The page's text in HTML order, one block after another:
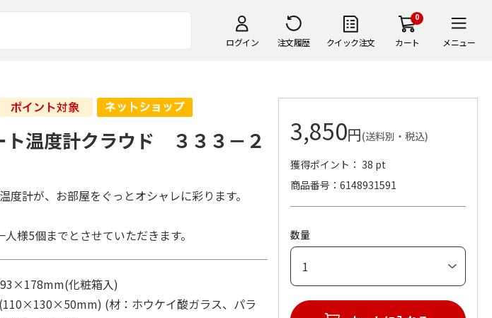
ログイン 注文履歴 クイック注文
0
カート メニュー
ト温度計クラウド ３３３－２
度計が、お部屋をぐっとオシャレに彩ります。
様5個までとさせていただきます。
化粧箱入)
(材：ホウケイ酸ガラス、パラ
3,850円(送料別・税込)
獲得ポイント： 38 pt
商品番号
6148931591
数量